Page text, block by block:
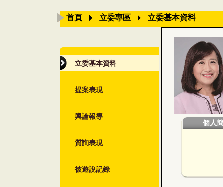
首頁 立委專區 立委基本資料
立委基本資料
提案表現
輿論報導
質詢表現
被遊說記錄
個人